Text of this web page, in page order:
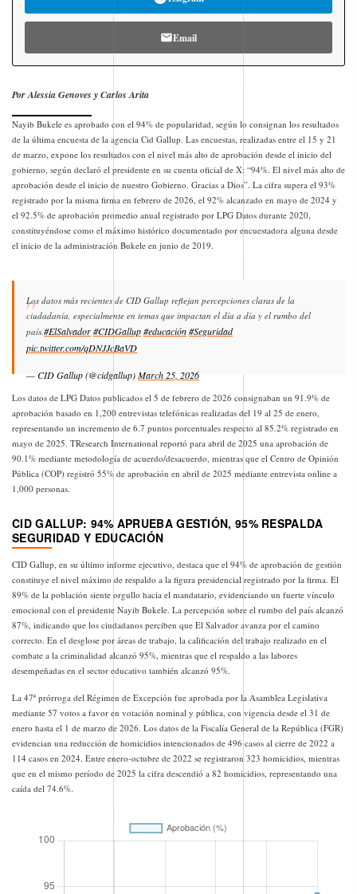
Email
Por Alessia Genoves y Carlos Arita
Nayib Bukele es aprobado con el 94% de popularidad, según lo consignan los resultados
de la última encuesta de la agencia Cid Gallup. Las encuestas, realizadas entre el 15 y 21
de marzo, expone los resultados con el nivel más alto de aprobación desde el inicio del
gobierno, según declaró el presidente en su cuenta oficial de X: “94%. El nivel más alto de
aprobación desde el inicio de nuestro Gobierno. Gracias a Dios”. La cifra supera el 93%
registrado por la misma firma en febrero de 2026, el 92% alcanzado en mayo de 2024 y
el 92.5% de aprobación promedio anual registrado por LPG Datos durante 2020,
constituyéndose como el máximo histórico documentado por encuestadora alguna desde
el inicio de la administración Bukele en junio de 2019.
Los datos más recientes de CID Gallup reflejan percepciones claras de la
ciudadanía, especialmente en temas que impactan el día a día y el rumbo del
país.#ElSalvador#CIDGallup#educación#Seguridad
pic.twitter.com/qDNJJcBaVD
— CID Gallup (@cidgallup)March 25, 2026
Los datos de LPG Datos publicados el 5 de febrero de 2026 consignaban un 91.9% de
aprobación basado en 1,200 entrevistas telefónicas realizadas del 19 al 25 de enero,
representando un incremento de 6.7 puntos porcentuales respecto al 85.2% registrado en
mayo de 2025. TResearch International reportó para abril de 2025 una aprobación de
90.1% mediante metodología de acuerdo/desacuerdo, mientras que el Centro de Opinión
Pública (COP) registró 55% de aprobación en abril de 2025 mediante entrevista online a
1,000 personas.
CID GALLUP: 94% APRUEBA GESTIÓN, 95% RESPALDA
SEGURIDAD Y EDUCACIÓN
CID Gallup, en su último informe ejecutivo, destaca que el 94% de aprobación de gestión
constituye el nivel máximo de respaldo a la figura presidencial registrado por la firma. El
89% de la población siente orgullo hacia el mandatario, evidenciando un fuerte vínculo
emocional con el presidente Nayib Bukele. La percepción sobre el rumbo del país alcanzó
87%, indicando que los ciudadanos perciben que El Salvador avanza por el camino
correcto. En el desglose por áreas de trabajo, la calificación del trabajo realizado en el
combate a la criminalidad alcanzó 95%, mientras que el respaldo a las labores
desempeñadas en el sector educativo también alcanzó 95%.
La 47ª prórroga del Régimen de Excepción fue aprobada por la Asamblea Legislativa
mediante 57 votos a favor en votación nominal y pública, con vigencia desde el 31 de
enero hasta el 1 de marzo de 2026. Los datos de la Fiscalía General de la República (FGR)
evidencian una reducción de homicidios intencionados de 496 casos al cierre de 2022 a
114 casos en 2024. Entre enero-octubre de 2022 se registraron 323 homicidios, mientras
que en el mismo período de 2025 la cifra descendió a 82 homicidios, representando una
caída del 74.6%.